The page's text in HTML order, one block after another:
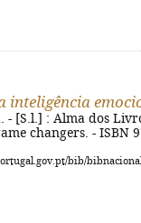
inteligência
- [S.l.] : Alma dos
changers. - ISBN
bib/